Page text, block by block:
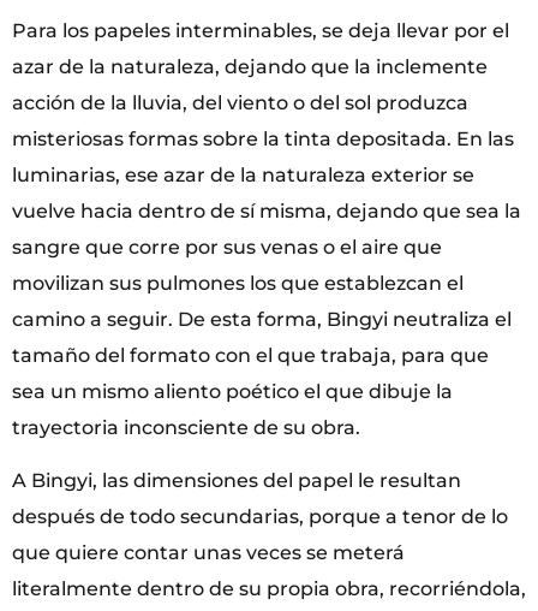
Para los papeles interminables, se deja llevar por el
azar de la naturaleza, dejando que la inclemente
acción de la lluvia, del viento o del sol produzca
misteriosas formas sobre la tinta depositada. En las
luminarias, ese azar de la naturaleza exterior se
vuelve hacia dentro de sí misma, dejando que sea la
sangre que corre por sus venas o el aire que
movilizan sus pulmones los que establezcan el
camino a seguir. De esta forma, Bingyi neutraliza el
tamaño del formato con el que trabaja, para que
sea un mismo aliento poético el que dibuje la
trayectoria inconsciente de su obra.
A Bingyi, las dimensiones del papel le resultan
después de todo secundarias, porque a tenor de lo
que quiere contar unas veces se meterá
literalmente dentro de su propia obra, recorriéndola,